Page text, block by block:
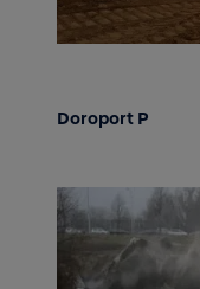
Doroport P